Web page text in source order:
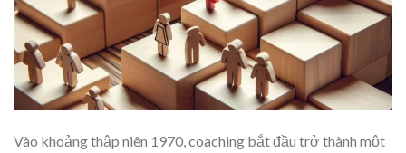
Vào khoảng thập niên 1970, coaching bắt đầu trở thành một